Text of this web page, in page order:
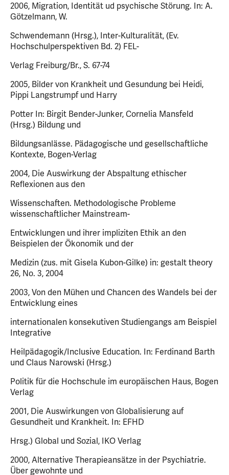
2006, Migration, Identität ud psychische Störung. In: A.
Götzelmann, W.
Schwendemann (Hrsg.), Inter-Kulturalität, (Ev.
Hochschulperspektiven Bd. 2) FEL-
Verlag Freiburg/Br., S. 67-74
2005, Bilder von Krankheit und Gesundung bei Heidi,
Pippi Langstrumpf und Harry
Potter In: Birgit Bender-Junker, Cornelia Mansfeld
(Hrsg.) Bildung und
Bildungsanlässe. Pädagogische und gesellschaftliche
Kontexte, Bogen-Verlag
2004, Die Auswirkung der Abspaltung ethischer
Reflexionen aus den
Wissenschaften. Methodologische Probleme
wissenschaftlicher Mainstream-
Entwicklungen und ihrer impliziten Ethik an den
Beispielen der Ökonomik und der
Medizin (zus. mit Gisela Kubon-Gilke) in: gestalt theory
26, No. 3, 2004
2003, Von den Mühen und Chancen des Wandels bei der
Entwicklung eines
internationalen konsekutiven Studiengangs am Beispiel
Integrative
Heilpädagogik/Inclusive Education. In: Ferdinand Barth
und Claus Narowski (Hrsg.)
Politik für die Hochschule im europäischen Haus, Bogen
Verlag
2001, Die Auswirkungen von Globalisierung auf
Gesundheit und Krankheit. In: EFHD
Hrsg.) Global und Sozial, IKO Verlag
2000, Alternative Therapieansätze in der Psychiatrie.
Über gewohnte und